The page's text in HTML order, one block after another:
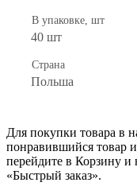
В упаковке, шт
40 шт
Страна
Польша
Для покупки товара в
понравившийся товар и
перейдите в Корзину
«Быстрый заказ».